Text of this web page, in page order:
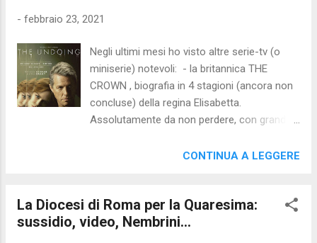
ma solo altro dolore; dal male viene solo
indietro, Luca, fratello mio?”. E Luca
risponderà: “Mi volgo indietro perché
considero quello che resta da fare,
considero l’incompiuto che attende il
compimento, le promesse che avrei dovuto
compiere. Ecco: troppo breve la vita. Ecco,
- febbraio 23, 2021
Negli ultimi mesi ho visto altre serie-tv (o
miniserie) notevoli: - la britannica THE
CROWN , biografia in 4 stagioni (ancora non
concluse) della regina Elisabetta.
Assolutamente da non perdere, con grandi
Mi ero arenato nella prima puntata (un po'
magistralmente interpretata da Nicole
Kidman e Hugh Grant, diretta da Susanne
CONTINUA A LEGGERE
La Diocesi di Roma per la Quaresima:
sussidio, video, Nembrini...